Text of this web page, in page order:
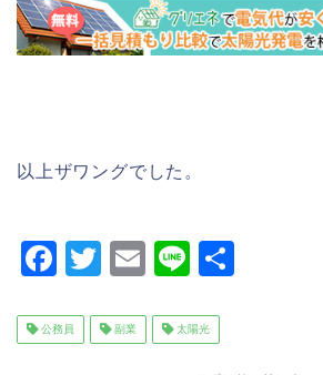
以上ザワングでした。
F
c
T
tt
E
ai
Li
e
公務員 副業 太陽光